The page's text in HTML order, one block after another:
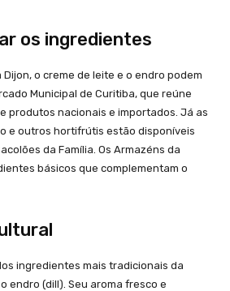
os ingredientes
o creme de leite e o endro podem
Municipal de Curitiba, que reúne
produtos nacionais e importados. Já as
e outros hortifrútis estão disponíveis
da Família. Os Armazéns da
básicos que complementam o
ingredientes mais tradicionais da
endro (dill). Seu aroma fresco e